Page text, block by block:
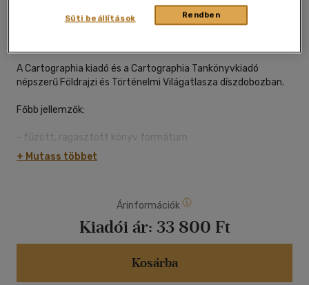
Cartographia Kft.|2026| magyar nyelvű|díszdobozban
A Cartographia kiadó és a Cartographia Tankönyvkiadó
népszerű Földrajzi és Történelmi Világatlasza díszdobozban.
Főbb jellemzők:
- fűzött, ragasztott könyv formátum
- levehető védőborító
- kemény diszdoboz
- aktualizált Földrajzi Világatlasz
- bővített kronológiájú Történelmi Világatlasz
A diszdobozos Földrajzi és Történelmi Világatlasz
+ Mutass többet
Árinformációk
Kiadói ár: 33 800 Ft
Kosárba
Rendben
Süti beállítások